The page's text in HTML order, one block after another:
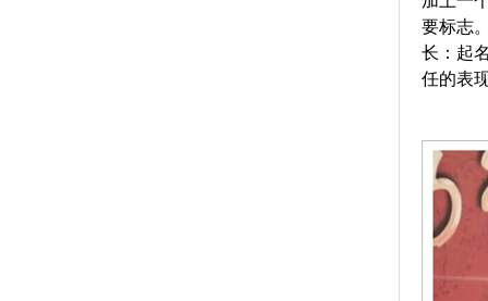
要标志
长：起
任的表